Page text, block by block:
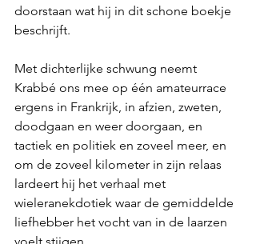
doorstaan wat hij in dit schone boekje
beschrijft.
Met dichterlijke schwung neemt
Krabbé ons mee op één amateurrace
ergens in Frankrijk, in afzien, zweten,
doodgaan en weer doorgaan, en
tactiek en politiek en zoveel meer, en
om de zoveel kilometer in zijn relaas
lardeert hij het verhaal met
wieleranekdotiek waar de gemiddelde
liefhebber het vocht van in de laarzen